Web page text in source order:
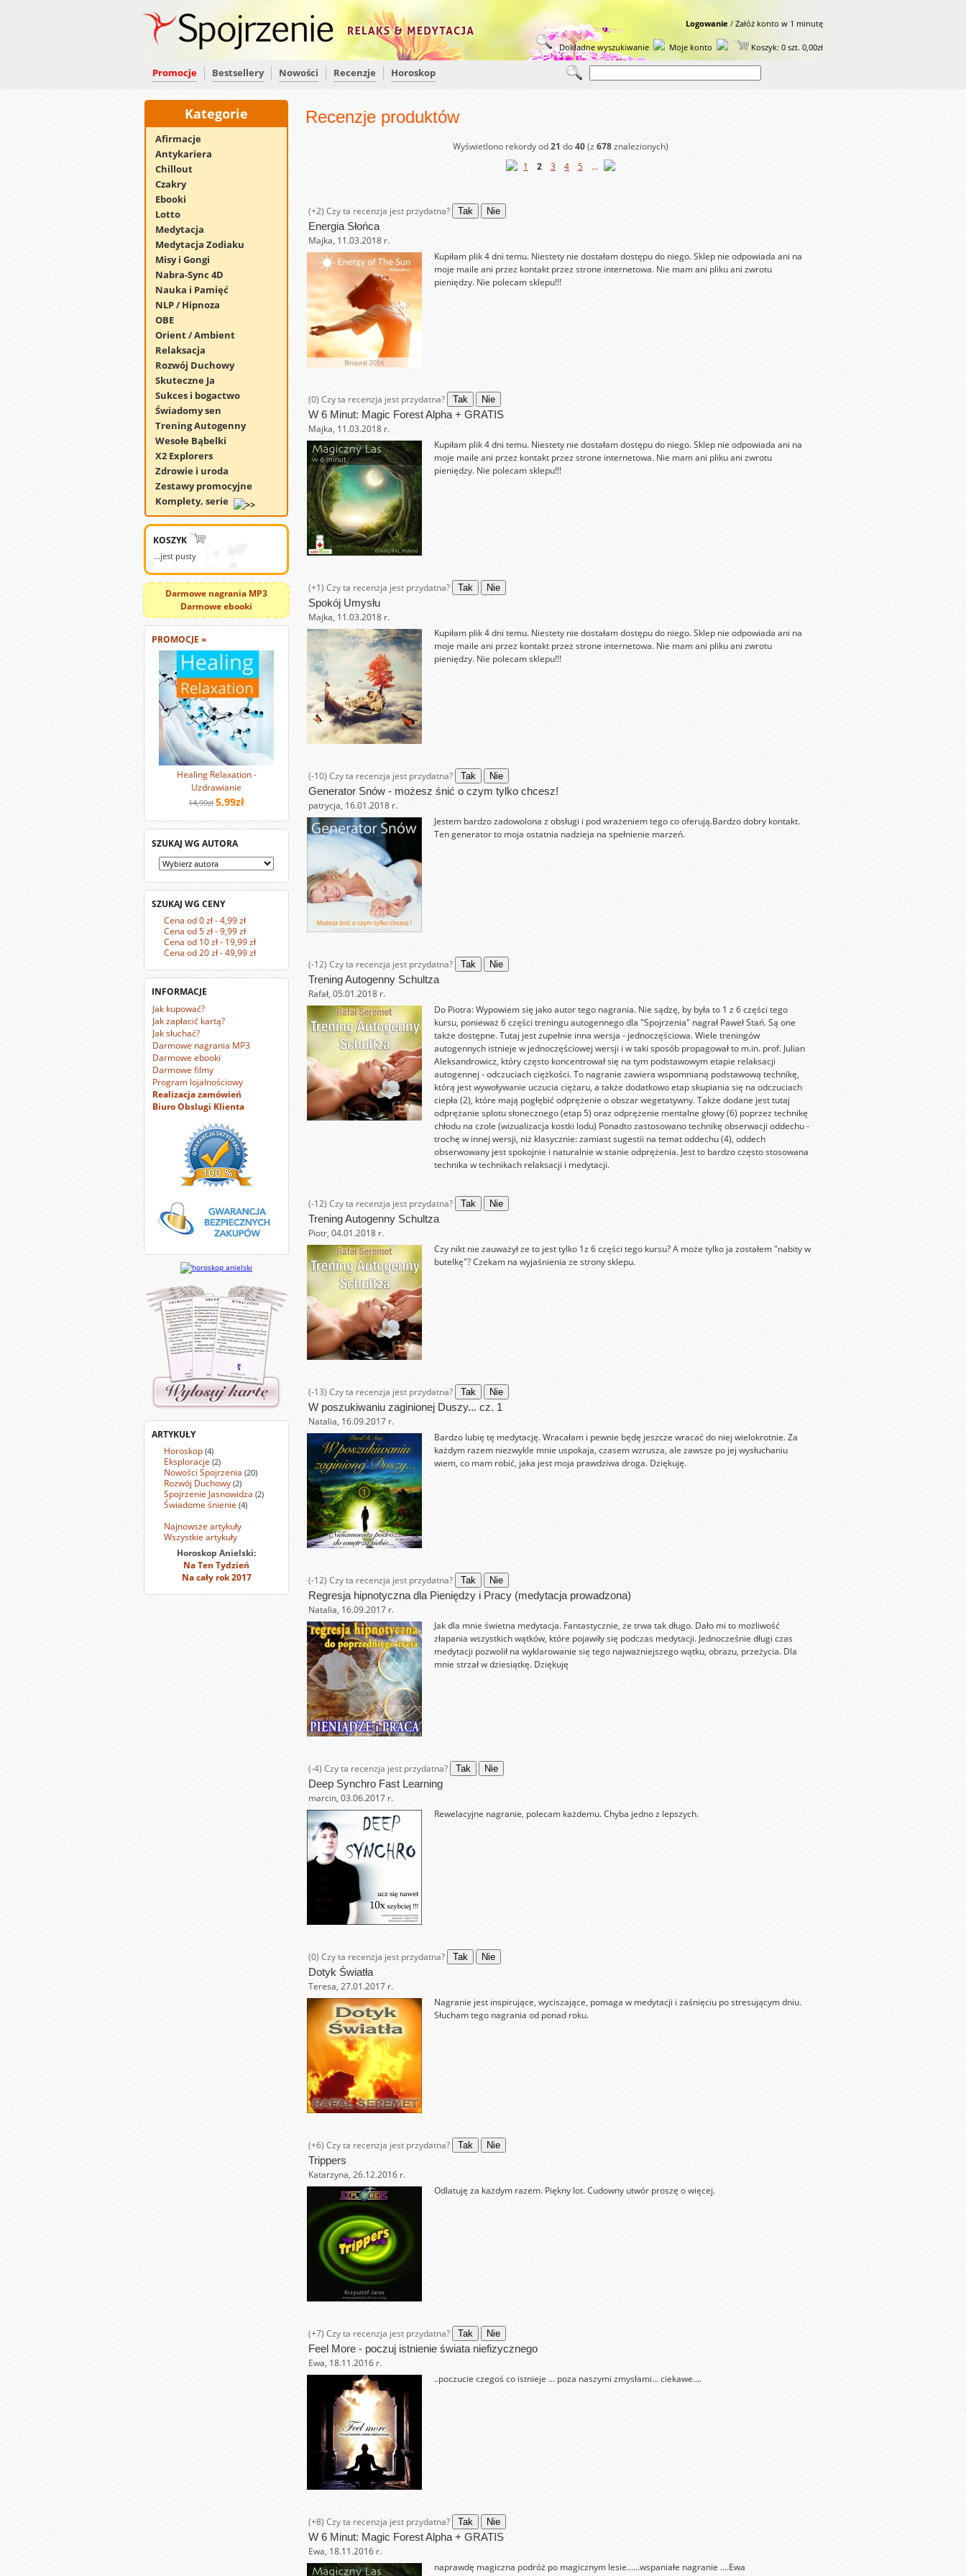
Logowanie / Załóż konto w 1 minutę
Dokładne wyszukiwanie Moje konto Koszyk: 0 szt. 0,00zł
Promocje Bestsellery Nowości Recenzje Horoskop
Kategorie
Afirmacje
Antykariera
Chillout
Czakry
Ebooki
Lotto
Medytacja
Medytacja Zodiaku
Misy i Gongi
Nabra-Sync 4D
Nauka i Pamięć
NLP / Hipnoza
OBE
Orient / Ambient
Relaksacja
Rozwój Duchowy
Skuteczne Ja
Sukces i bogactwo
Świadomy sen
Trening Autogenny
Wesołe Bąbelki
X2 Explorers
Zdrowie i uroda
Zestawy promocyjne
Komplety, serie
KOSZYK
...jest pusty
Darmowe nagrania MP3
Darmowe ebooki
PROMOCJE »
Healing Relaxation -
Uzdrawianie
14,99zł 5,99zł
SZUKAJ WG AUTORA
SZUKAJ WG CENY
Cena od 0 zł - 4,99 zł
Cena od 5 zł - 9,99 zł
Cena od 10 zł - 19,99 zł
Cena od 20 zł - 49,99 zł
INFORMACJE
Jak kupować?
Jak zapłacić kartą?
Jak słuchać?
Darmowe nagrania MP3
Darmowe ebooki
Darmowe filmy
Program lojalnościowy
Realizacja zamówień
Biuro Obslugi Klienta
ARTYKUŁY
Horoskop (4)
Eksploracje (2)
Nowości Spojrzenia (20)
Rozwój Duchowy (2)
Spojrzenie Jasnowidza (2)
Świadome śnienie (4)
Najnowsze artykuły
Wszystkie artykuły
Horoskop Anielski:
Na Ten Tydzień
Na cały rok 2017
Recenzje produktów
Wyświetlono rekordy od21 do40(z 678znalezionych)
1
2 3 4 5 ...
(+2) Czy ta recenzja jest przydatna? Tak Nie
Energia Słońca
Majka, 11.03.2018 r.
Kupiłam plik 4 dni temu. Niestety nie dostałam dostępu do niego. Sklep nie odpowiada ani na
moje maile ani przez kontakt przez strone internetowa. Nie mam ani pliku ani zwrotu
pieniędzy. Nie polecam sklepu!!!
(0) Czy ta recenzja jest przydatna? Tak Nie
W 6 Minut: Magic Forest Alpha + GRATIS
Majka, 11.03.2018 r.
Kupiłam plik 4 dni temu. Niestety nie dostałam dostępu do niego. Sklep nie odpowiada ani na
moje maile ani przez kontakt przez strone internetowa. Nie mam ani pliku ani zwrotu
pieniędzy. Nie polecam sklepu!!!
(+1) Czy ta recenzja jest przydatna? Tak Nie
Spokój Umysłu
Majka, 11.03.2018 r.
Kupiłam plik 4 dni temu. Niestety nie dostałam dostępu do niego. Sklep nie odpowiada ani na
moje maile ani przez kontakt przez strone internetowa. Nie mam ani pliku ani zwrotu
pieniędzy. Nie polecam sklepu!!!
(-10) Czy ta recenzja jest przydatna? Tak Nie
Generator Snów - możesz śnić o czym tylko chcesz!
patrycja, 16.01.2018 r.
Jestem bardzo zadowolona z obsługi i pod wrażeniem tego co oferują.Bardzo dobry kontakt.
Ten generator to moja ostatnia nadzieja na spełnienie marzeń.
(-12) Czy ta recenzja jest przydatna? Tak Nie
Trening Autogenny Schultza
Rafał, 05.01.2018 r.
Do Piotra: Wypowiem się jako autor tego nagrania. Nie sądzę, by była to 1 z 6 części tego
kursu, ponieważ 6 części treningu autogennego dla "Spojrzenia" nagrał Paweł Stań. Są one
także dostępne. Tutaj jest zupełnie inna wersja - jednoczęściowa. Wiele treningów
autogennych istnieje w jednoczęściowej wersji i w taki sposób propagował to m.in. prof. Julian
Aleksandrowicz, który często koncentrował się na tym podstawowym etapie relaksacji
autogennej - odczuciach ciężkości. To nagranie zawiera wspomnianą podstawową technikę,
którą jest wywoływanie uczucia ciężaru, a także dodatkowo etap skupiania się na odczuciach
ciepła (2), które mają pogłębić odprężenie o obszar wegetatywny. Także dodane jest tutaj
odprężanie splotu słonecznego (etap 5) oraz odprężenie mentalne głowy (6) poprzez technikę
chłodu na czole (wizualizacja kostki lodu) Ponadto zastosowano technikę obserwacji oddechu -
trochę w innej wersji, niż klasycznie: zamiast sugestii na temat oddechu (4), oddech
obserwowany jest spokojnie i naturalnie w stanie odprężenia. Jest to bardzo często stosowana
technika w technikach relaksacji i medytacji.
(-12) Czy ta recenzja jest przydatna? Tak Nie
Trening Autogenny Schultza
Piotr, 04.01.2018 r.
Czy nikt nie zauważył ze to jest tylko 1z 6 części tego kursu? A może tylko ja zostałem "nabity w
butelkę"? Czekam na wyjaśnienia ze strony sklepu.
(-13) Czy ta recenzja jest przydatna? Tak Nie
W poszukiwaniu zaginionej Duszy... cz. 1
Natalia, 16.09.2017 r.
Bardzo lubię tę medytację. Wracałam i pewnie będę jeszcze wracać do niej wielokrotnie. Za
każdym razem niezwykle mnie uspokaja, czasem wzrusza, ale zawsze po jej wysłuchaniu
wiem, co mam robić, jaka jest moja prawdziwa droga. Dziękuję.
(-12) Czy ta recenzja jest przydatna? Tak Nie
Regresja hipnotyczna dla Pieniędzy i Pracy (medytacja prowadzona)
Natalia, 16.09.2017 r.
Jak dla mnie świetna medytacja. Fantastycznie, że trwa tak długo. Dało mi to możliwość
złapania wszystkich wątków, które pojawiły się podczas medytacji. Jednocześnie długi czas
medytacji pozwolił na wyklarowanie się tego najważniejszego wątku, obrazu, przeżycia. Dla
mnie strzał w dziesiątkę. Dziękuję
(-4) Czy ta recenzja jest przydatna? Tak Nie
Deep Synchro Fast Learning
marcin, 03.06.2017 r.
Rewelacyjne nagranie, polecam każdemu. Chyba jedno z lepszych.
(0) Czy ta recenzja jest przydatna? Tak Nie
Dotyk Światła
Teresa, 27.01.2017 r.
Nagranie jest inspirujące, wyciszające, pomaga w medytacji i zaśnięciu po stresującym dniu.
Słucham tego nagrania od ponad roku.
(+6) Czy ta recenzja jest przydatna? Tak Nie
Trippers
Katarzyna, 26.12.2016 r.
Odlatuję za każdym razem. Piękny lot. Cudowny utwór proszę o więcej.
(+7) Czy ta recenzja jest przydatna? Tak Nie
Feel More - poczuj istnienie świata niefizycznego
Ewa, 18.11.2016 r.
..poczucie czegoś co istnieje ... poza naszymi zmysłami... ciekawe....
(+8) Czy ta recenzja jest przydatna? Tak Nie
W 6 Minut: Magic Forest Alpha + GRATIS
Ewa, 18.11.2016 r.
naprawdę magiczna podróż po magicznym lesie......wspaniałe nagranie ....Ewa